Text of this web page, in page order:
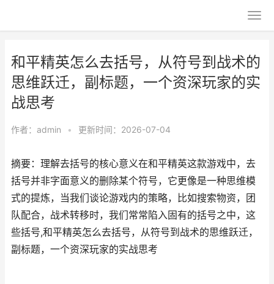
和平精英怎么去括号，从符号到战术的
思维跃迁，副标题，一个资深玩家的实
战思考
作者： admin • 更新时间：2026-07-04
摘要：理解去括号的核心意义在和平精英这款游戏中，去
括号并非字面意义的删除某个符号，它更像是一种思维模
式的提炼，当我们谈论游戏内的策略，比如搜索物资，团
队配合，战术转移时，我们常常陷入固有的括号之中，这
些括号,和平精英怎么去括号，从符号到战术的思维跃迁，
副标题，一个资深玩家的实战思考